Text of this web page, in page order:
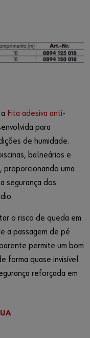
Fita adesiva anti-
para
de humidade.
balneários e
proporcionando uma
segurança dos
o risco de queda em
a passagem de pé
permite um bom
forma quase invisível
reforçada em